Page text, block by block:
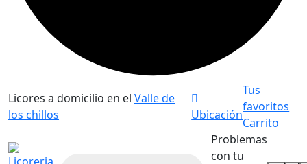
Licores a domicilio en el Valle de
los chillos
Ubicación
Tus
favoritos
Carrito
Problemas
con tu